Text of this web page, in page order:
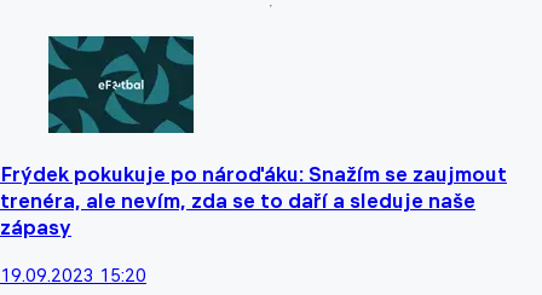
Frýdek pokukuje po nároďáku: Snažím se zaujmout
trenéra, ale nevím, zda se to daří a sleduje naše
zápasy
19.09.2023 15:20